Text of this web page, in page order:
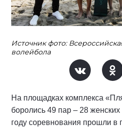
Источник фото:
волейбола
На площадках комплекса
боролись 49 пар – 28
году соревнования прошли в